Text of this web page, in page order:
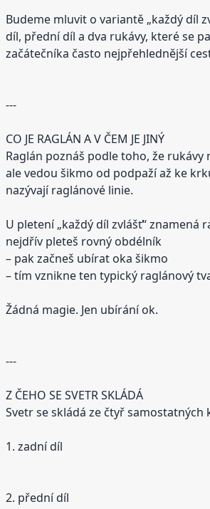
Budeme mluvit o variantě „každý díl
díl, přední díl a dva rukávy, které se
začátečníka často nejpřehlednější
---
CO JE RAGLÁN A V ČEM JE JINÝ
Raglán poznáš podle toho, že rukávy
ale vedou šikmo od podpaží až ke
nazývají raglánové linie.
U pletení „každý díl zvlášť“ znamená
nejdřív pleteš rovný obdélník
– pak začneš ubírat oka šikmo
– tím vznikne ten typický raglánový
Žádná magie. Jen ubírání ok.
---
Z ČEHO SE SVETR SKLÁDÁ
Svetr se skládá ze čtyř samostatných
1. zadní díl
2. přední díl